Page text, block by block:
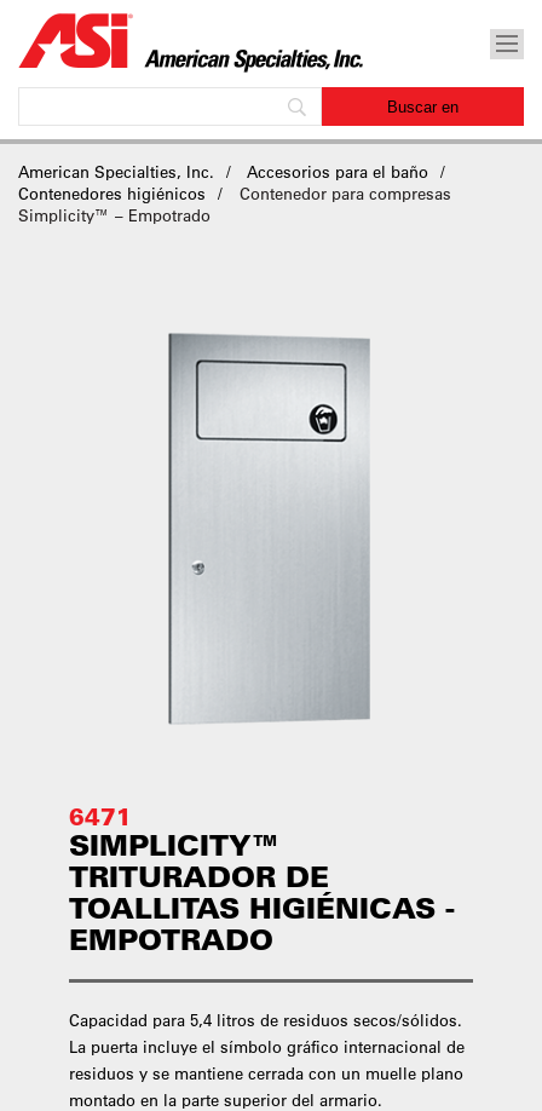
American Specialties, Inc.
Accesorios para el baño
Contenedores higiénicos
Contenedor para compresas
Simplicity™ – Empotrado
6471
SIMPLICITY™
TRITURADOR DE
TOALLITAS HIGIÉNICAS -
EMPOTRADO
Capacidad para 5,4 litros de residuos secos/sólidos.
La puerta incluye el símbolo gráfico internacional de
residuos y se mantiene cerrada con un muelle plano
montado en la parte superior del armario.